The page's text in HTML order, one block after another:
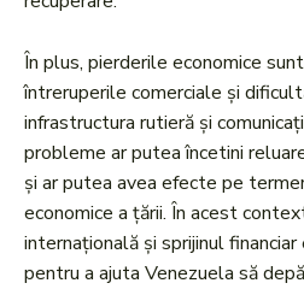
În plus, pierderile economice
întreruperile comerciale și
infrastructura rutieră și
probleme ar putea încetini
și ar putea avea efecte pe
economice a țării. În acest
internațională și sprijinul
pentru a ajuta Venezuela să